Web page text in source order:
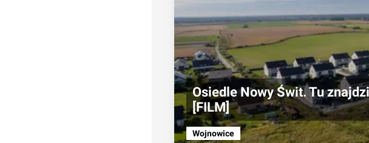
Osiedle Nowy Świt. Tu
[FILM]
Wojnowice